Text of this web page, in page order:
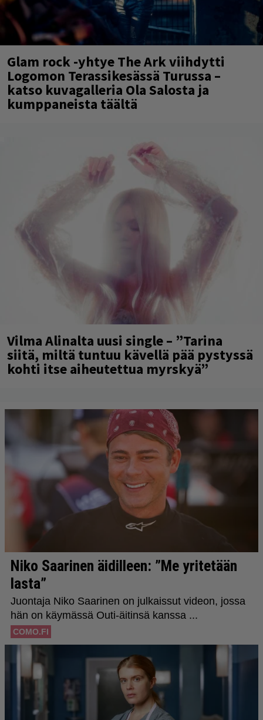
Glam rock -yhtye The Ark viihdytti
Logomon Terassikesässä Turussa –
katso kuvagalleria Ola Salosta ja
kumppaneista täältä
Vilma Alinalta uusi single – ”Tarina
siitä, miltä tuntuu kävellä pää pystyssä
kohti itse aiheutettua myrskyä”